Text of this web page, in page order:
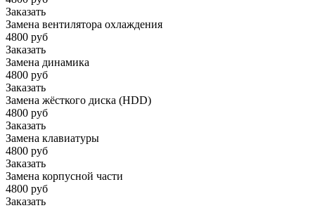
Заказать
Замена вентилятора охлаждения
4800 руб
Заказать
Замена динамика
4800 руб
Заказать
Замена жёсткого диска (HDD)
4800 руб
Заказать
Замена клавиатуры
4800 руб
Заказать
Замена корпусной части
4800 руб
Заказать